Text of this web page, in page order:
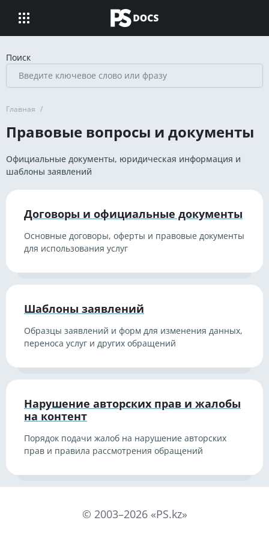
Поиск
Главная /
Правовые вопросы и документы
Официальные документы, юридическая информация и
шаблоны заявлений
Договоры и официальные документы
Основные договоры, оферты и правовые документы
для использования услуг
Шаблоны заявлений
Образцы заявлений и форм для изменения данных,
переноса услуг и других обращений
Нарушение авторских прав и жалобы
на контент
Порядок подачи жалоб на нарушение авторских
прав и правила рассмотрения обращений
© 2003–2026 «PS.kz»